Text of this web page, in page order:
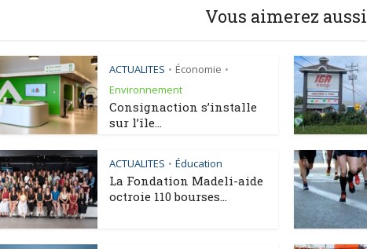
Vous aimerez aussi
ACTUALITES • Économie •
Environnement
Consignaction s’installe
sur l’île...
ACTUALITES • Éducation
La Fondation Madeli-aide
octroie 110 bourses...